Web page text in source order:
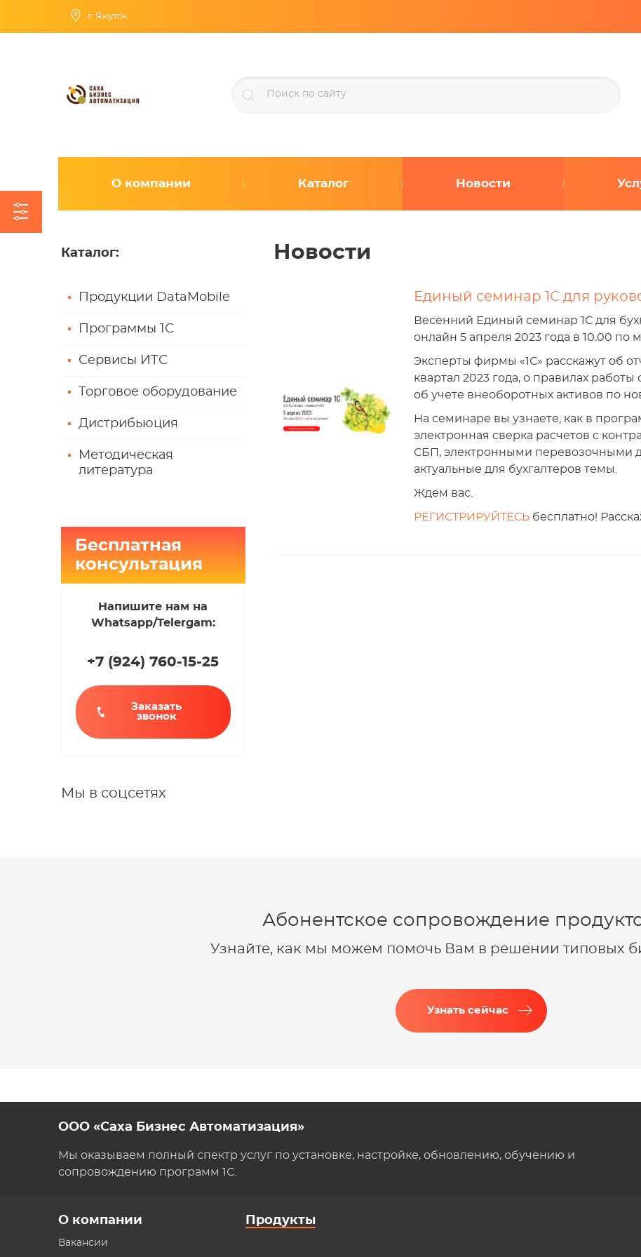
г. Якутск
О компании Каталог Новости
Каталог:
Продукции DataMobile
Программы 1С
Сервисы ИТС
Торговое оборудование
Дистрибьюция
Методическая
литература
Бесплатная
консультация
Напишите нам на
Whatsapp/Telergam:
+7 (924)760-15-25
Заказать
звонок
Мы в соцсетях
Новости
Единый семинар 1С для
Весенний Единый семинар 1С для
онлайн 5 апреля 2023 года в 10.00 по
Эксперты фирмы «1С» расскажут об
квартал 2023 года, о правилах
об учете внеоборотных активов по
На семинаре вы узнаете, как в
электронная сверка расчетов с
СБП, электронными перевозочными
актуальные для бухгалтеров темы.
Ждем вас.
РЕГИСТРИРУЙТЕСЬбесплатно!
Абонентское сопровождение
Узнайте, как мы можем помочь Вам в решении типовых
Узнать сейчас
ООО «Саха Бизнес Автоматизация»
Мы оказываем полный спектр услуг по установке, настройке, обновлению, обучению и
сопровождению программ 1С.
О компании
Вакансии
Продукты